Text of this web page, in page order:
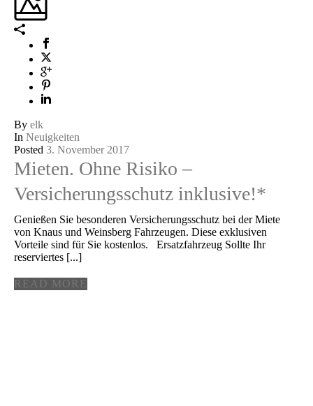
By elk
In Neuigkeiten
Posted 3. November 2017
Mieten. Ohne Risiko –
Versicherungsschutz inklusive!*
Genießen Sie besonderen Versicherungsschutz bei der Miete
von Knaus und Weinsberg Fahrzeugen. Diese exklusiven
Vorteile sind für Sie kostenlos. Ersatzfahrzeug Sollte Ihr
reserviertes [...]
READ MORE